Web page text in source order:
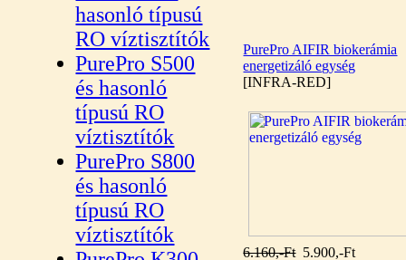
hasonló típusú
RO víztisztítók
PurePro S500
és hasonló
típusú RO
víztisztítók
PurePro S800
és hasonló
típusú RO
víztisztítók
PurePro AIFIR biokerámia
energetizáló egység
[INFRA-RED]
6.160,-Ft 5.900,-Ft